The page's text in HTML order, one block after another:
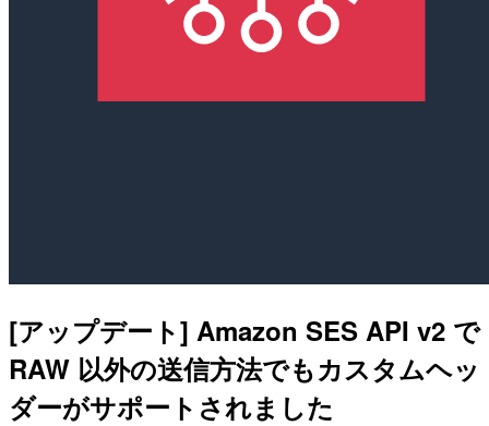
[アップデート] Amazon SES API v2 で
RAW 以外の送信方法でもカスタムヘッ
ダーがサポートされました